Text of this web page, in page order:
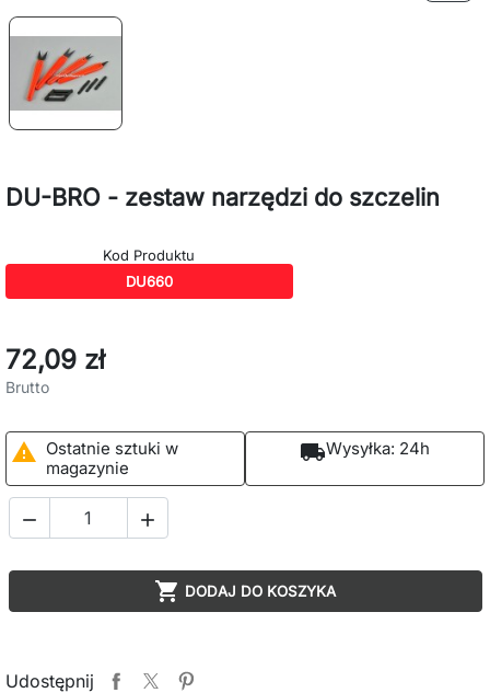
DU-BRO - zestaw narzędzi do szczelin
Kod Produktu
DU660
72,09 zł
Brutto

Ostatnie sztuki w
magazynie
local_shippingWysyłka: 24h
 
 DODAJ DO KOSZYKA
Udostępnij